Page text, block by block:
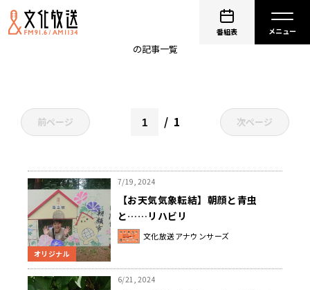
番組表
の記事一覧
前ページ 1 次ページ
オリジナル
7/19, 2024
【お天気気象転結】朝顔と青虫
と……リハビリ
文化放送アナウンサーズ
6/21, 2024